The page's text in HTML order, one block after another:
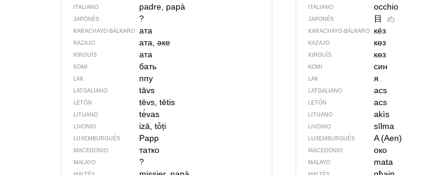
ITALIANO padre, papà
JAPONÉS ?
KARACHAYO-BÁLKARO ата
KAZAJO ата, әке
KIRGUÍS ата
KOMI бать
LAK ппу
LATGALIANO tāvs
LETÓN tēvs, tētis
LITUANO tė́vas
LIVONIO izā, tȱți
LUXEMBURGUÉS Papp
MACEDONIO татко
MALAYO ?
ITALIANO occhio
JAPONÉS 目 め
KARACHAYO-BÁLKARO кёз
KAZAJO көз
KIRGUÍS көз
KOMI син
LAK я
LATGALIANO acs
LETÓN acs
LITUANO akìs
LIVONIO sīlma
LUXEMBURGUÉS A (Aen)
MACEDONIO око
MALAYO mata